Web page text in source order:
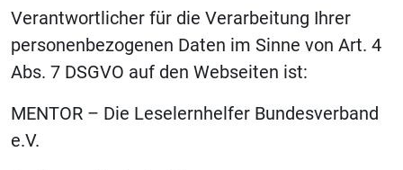
Verantwortlicher für die Verarbeitung Ihrer
personenbezogenen Daten im Sinne von Art. 4
Abs. 7 DSGVO auf den Webseiten ist:
MENTOR – Die Leselernhelfer Bundesverband
e.V.